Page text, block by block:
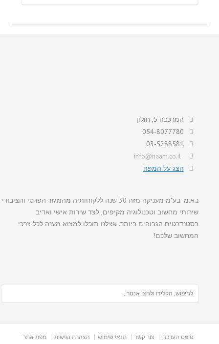
המרכבה 5, חולון
054-8077780
03-5288581
info@naam.co.il
הצג על המפה
נ.א.מ. בע"מ מעניקה מזה 30 שנה ללקוחותיה מהמגזר הפרטי והציבורי
שירותי מחשוב וטכנולוגיה מקיפים, לצד שירות אישי ואדיב
בסטנדרטים הגבוהים ביותר. אצלנו תוכלו למצוא מענה לכל צרכי
המחשוב שלכם!
מפת אתר הצהרת נגישות תנאי שימוש צור קשר
טופס הערכה